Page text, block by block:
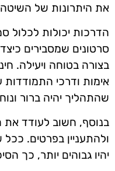
את היתרונות של
הדרכות יכולות לכלול
סרטונים שמסבירים
בצורה בטוחה ויעילה.
אימות ודרכי התמודדות
שהתהליך יהיה ברור
בנוסף, חשוב לעודד
ולהתעניין בפרטים.
יהיו גבוהים יותר, כך